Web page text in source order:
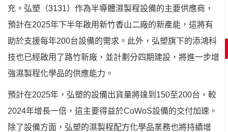
充。弘塑（3131）作為半導體濕製程設備的主要供應商，
預計在2025年下半年啟用新竹香山二廠的新產能，這將有
助於支援每年200台設備的需求。此外，弘塑旗下的添鴻科
技也已經啟用了路竹新廠，並計劃分四期建設，將進一步增
強濕製程化學品的供應能力。
預計在2025年，弘塑的設備出貨量將達到150至200台，較
2024年增長一倍，這主要得益於CoWoS設備的交付加速。
除了設備方面，弘塑的濕製程配方化學品業務也將持續增